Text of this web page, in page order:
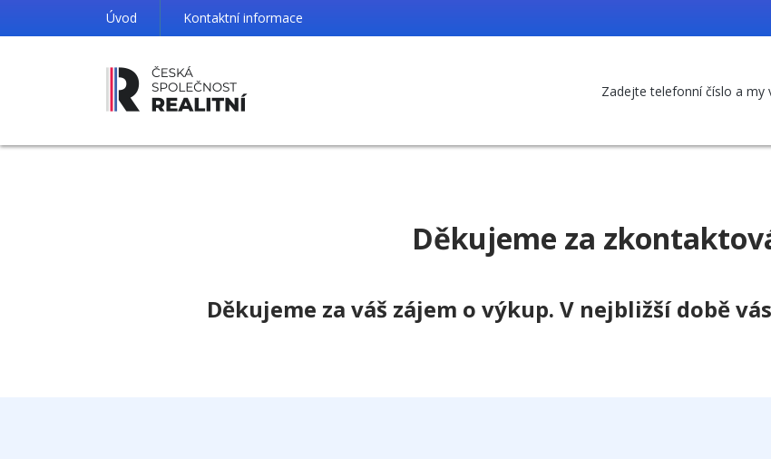
Úvod Kontaktní informace
Zadejte telefonní číslo a my
Děkujeme za
Děkujeme za váš zájem o výkup. V nejbližší době